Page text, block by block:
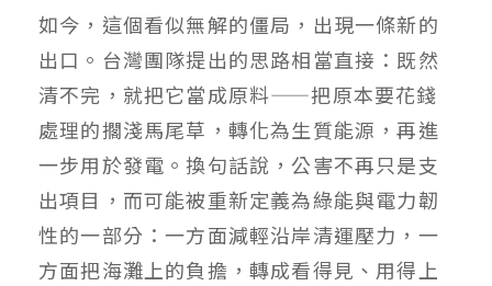
如今，這個看似無解的僵局，出現一條新的
出口。台灣團隊提出的思路相當直接：既然
清不完，就把它當成原料——把原本要花錢
處理的擱淺馬尾草，轉化為生質能源，再進
一步用於發電。換句話說，公害不再只是支
出項目，而可能被重新定義為綠能與電力韌
性的一部分：一方面減輕沿岸清運壓力，一
方面把海灘上的負擔，轉成看得見、用得上